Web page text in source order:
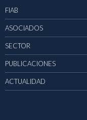
FIAB
ASOCIADOS
SECTOR
PUBLICACIONES
ACTUALIDAD